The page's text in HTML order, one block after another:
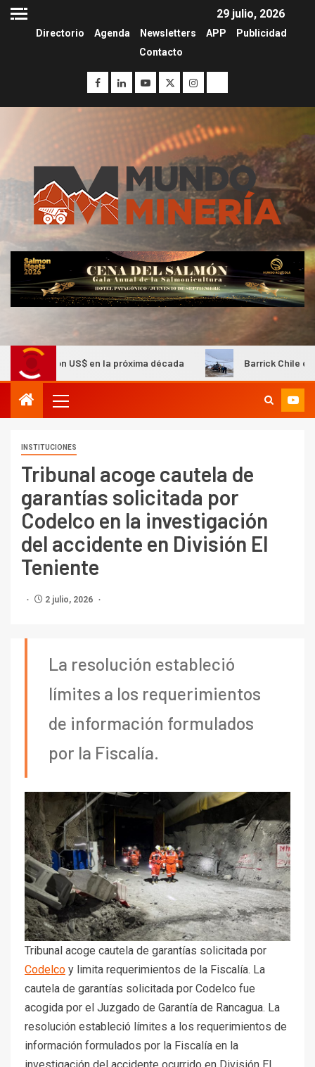
29 julio, 2026
Directorio Agenda Newsletters APP
Publicidad
Contacto
en la próxima década Barrick Chile evacúa a 16
INSTITUCIONES
Tribunal acoge cautela de
garantías solicitada por
Codelco en la investigación
del accidente en División El
Teniente
2 julio, 2026
La resolución estableció
límites a los requerimientos
de información formulados
por la Fiscalía.
Tribunal acoge cautela de garantías solicitada por
Codelco y limita requerimientos de la Fiscalía. La
cautela de garantías solicitada por Codelco fue
acogida por el Juzgado de Garantía de Rancagua. La
resolución estableció límites a los requerimientos de
información formulados por la Fiscalía en la